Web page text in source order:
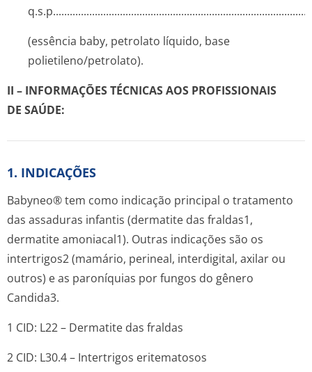
(essência baby, petrolato líquido, base
polietileno/pe­trolato).
II – INFORMAÇÕES TÉCNICAS AOS PROFISSIONAIS
DE SAÚDE:
1. INDICAÇÕES
Babyneo® tem como indicação principal o tratamento
das assaduras infantis (dermatite das fraldas1,
dermatite amoniacal1). Outras indicações são os
intertrigos2 (mamário, perineal, interdigital, axilar ou
outros) e as paroníquias por fungos do gênero
Candida3.
1 CID: L22 – Dermatite das fraldas
2 CID: L30.4 – Intertrigos eritematosos